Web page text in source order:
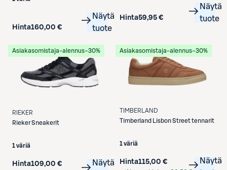
Hinta160,00 €
Näytä
tuote
Hinta59,95 €
Näytä
tuote
Asiakasomistaja-alennus−30%
RIEKER
RiekerSneakerit
1 väriä
Hinta109,00 €
Näytä
Asiakasomistaja-alennus−30%
TIMBERLAND
Timberland
Lisbon Street tennarit
1 väriä
Hinta115,00 €
Näytä